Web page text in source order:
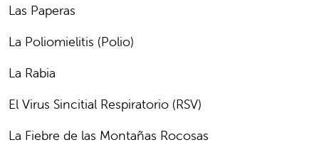
Las Paperas
La Poliomielitis (Polio)
La Rabia
El Virus Sincitial Respiratorio (RSV)
La Fiebre de las Montañas Rocosas